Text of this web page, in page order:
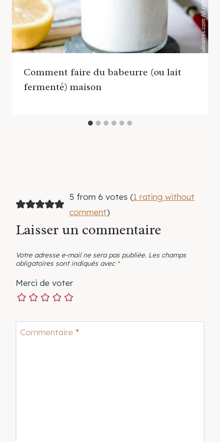
Comment faire du babeurre (ou lait
fermenté) maison
5 from 6 votes (1 rating without
comment)
Laisser un commentaire
Votre adresse e-mail ne sera pas publiée. Les champs
obligatoires sont indiqués avec *
Merci de voter
Commentaire *